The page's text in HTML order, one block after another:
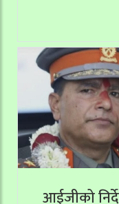
आईजीको